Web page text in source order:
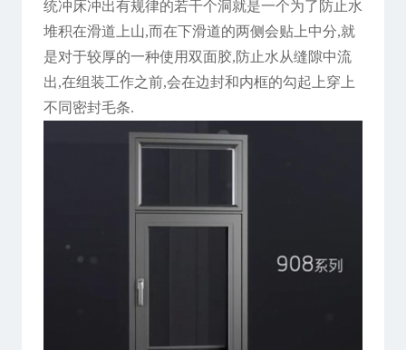
统冲床冲出有规律的若干个洞就是一个为了防止水
堆积在滑道上山,而在下滑道的两侧会贴上中分,就
是对于较厚的一种使用双面胶,防止水从缝隙中流
出,在组装工作之前,会在边封和内框的勾起上穿上
不同密封毛条.